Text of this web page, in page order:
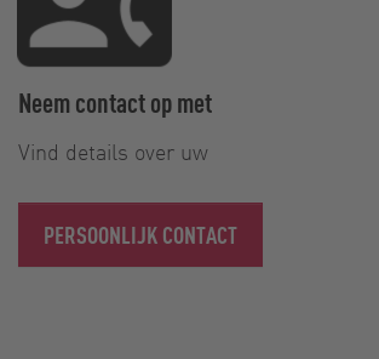
Neem contact op met
Vind details over uw
PERSOONLIJK CONTACT